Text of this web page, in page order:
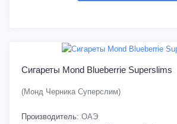
Сигареты Mond Blueberrie Superslims
(Монд Черника Суперслим)
Производитель: ОАЭ